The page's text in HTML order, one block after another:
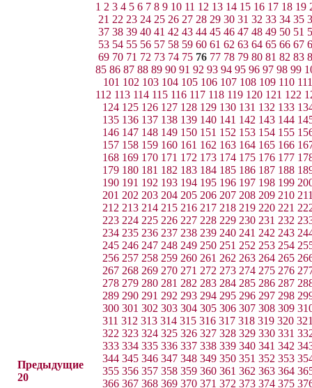
Предыдущие
20
1 2 3 4 5 6 7 8 9 10 11 12 13 14 15 16 17 18 19
21 22 23 24 25 26 27 28 29 30 31 32 33 34 35
37 38 39 40 41 42 43 44 45 46 47 48 49 50 51
53 54 55 56 57 58 59 60 61 62 63 64 65 66 67
69 70 71 72 73 74 75 76 77 78 79 80 81 82 83
85 86 87 88 89 90 91 92 93 94 95 96 97 98 99
101 102 103 104 105 106 107 108 109 110 111
112 113 114 115 116 117 118 119 120 121 122
124 125 126 127 128 129 130 131 132 133
135 136 137 138 139 140 141 142 143 144
146 147 148 149 150 151 152 153 154 155
157 158 159 160 161 162 163 164 165 166
168 169 170 171 172 173 174 175 176 177
179 180 181 182 183 184 185 186 187 188
190 191 192 193 194 195 196 197 198 199
201 202 203 204 205 206 207 208 209 210
212 213 214 215 216 217 218 219 220 221
223 224 225 226 227 228 229 230 231 232
234 235 236 237 238 239 240 241 242 243
245 246 247 248 249 250 251 252 253 254
256 257 258 259 260 261 262 263 264 265
267 268 269 270 271 272 273 274 275 276
278 279 280 281 282 283 284 285 286 287
289 290 291 292 293 294 295 296 297 298
300 301 302 303 304 305 306 307 308 309
311 312 313 314 315 316 317 318 319 320
322 323 324 325 326 327 328 329 330 331
333 334 335 336 337 338 339 340 341 342
344 345 346 347 348 349 350 351 352 353
355 356 357 358 359 360 361 362 363 364
366 367 368 369 370 371 372 373 374 375